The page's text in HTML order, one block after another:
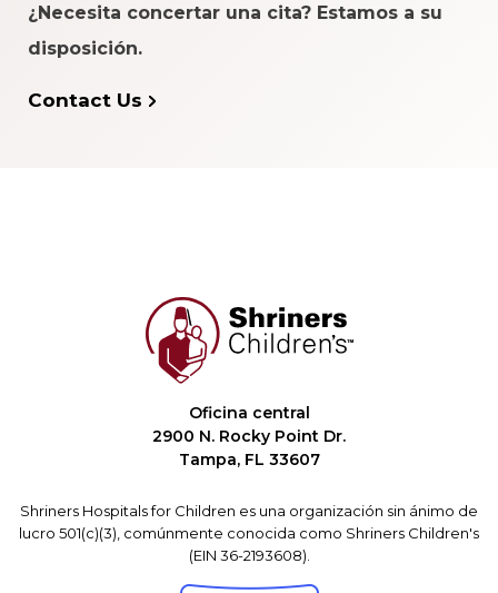
¿Necesita concertar una cita? Estamos a su
disposición.
Contact Us
Oficina central
2900 N. Rocky Point Dr.
Tampa, FL 33607
Shriners Hospitals for Children es una organización sin ánimo de
lucro 501(c)(3), comúnmente conocida como Shriners Children's
(EIN 36-2193608).